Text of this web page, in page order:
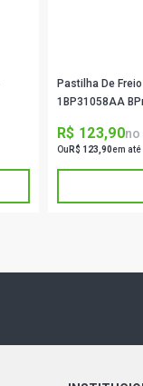
Pastilha De
1BP31058AA
R$ 123,90no
Ou R$ 123,90em até